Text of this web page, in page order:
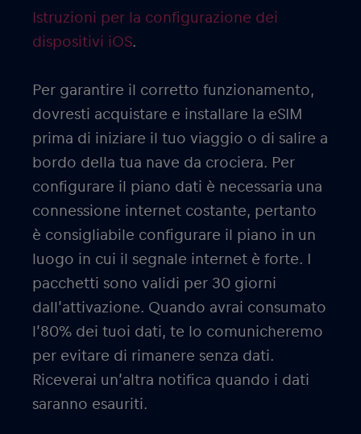
Istruzioni per la configurazione dei
dispositivi iOS.
Per garantire il corretto funzionamento,
dovresti acquistare e installare la eSIM
prima di iniziare il tuo viaggio o di salire a
bordo della tua nave da crociera. Per
configurare il piano dati è necessaria una
connessione internet costante, pertanto
è consigliabile configurare il piano in un
luogo in cui il segnale internet è forte. I
pacchetti sono validi per 30 giorni
dall’attivazione. Quando avrai consumato
l’80% dei tuoi dati, te lo comunicheremo
per evitare di rimanere senza dati.
Riceverai un’altra notifica quando i dati
saranno esauriti.